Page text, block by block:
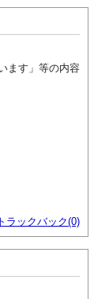
ます」等の内容
トラックバック(0)